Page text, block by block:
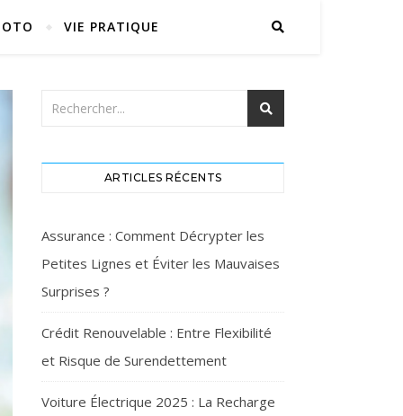
VIE PRATIQUE
ARTICLES RÉCENTS
Assurance : Comment Décrypter les
Petites Lignes et Éviter les Mauvaises
Surprises ?
Crédit Renouvelable : Entre Flexibilité
et Risque de Surendettement
Voiture Électrique 2025 : La Recharge